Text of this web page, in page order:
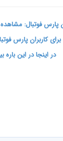
پارس فوتبال:
کاربران پارس
در اینجا در این باره